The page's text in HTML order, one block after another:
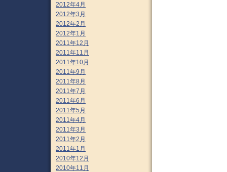
2012年4月
2012年3月
2012年2月
2012年1月
2011年12月
2011年11月
2011年10月
2011年9月
2011年8月
2011年7月
2011年6月
2011年5月
2011年4月
2011年3月
2011年2月
2011年1月
2010年12月
2010年11月